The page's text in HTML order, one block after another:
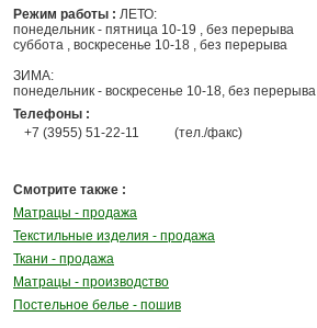
Режим работы : ЛЕТО:
понедельник - пятница 10-19 , без перерыва
суббота , воскресенье 10-18 , без перерыва
ЗИМА:
понедельник - воскресенье 10-18, без перерыва
Телефоны :
+7 (3955) 51-22-11
(тел./факс)
Смотрите также :
Матрацы - продажа
Текстильные изделия - продажа
Ткани - продажа
Матрацы - производство
Постельное белье - пошив